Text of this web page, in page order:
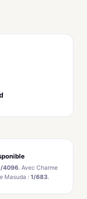
4096. Avec Charme
Masuda :1/683.